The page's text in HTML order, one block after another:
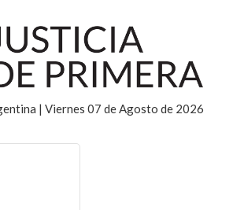
| Viernes 07 de Agosto de 2026